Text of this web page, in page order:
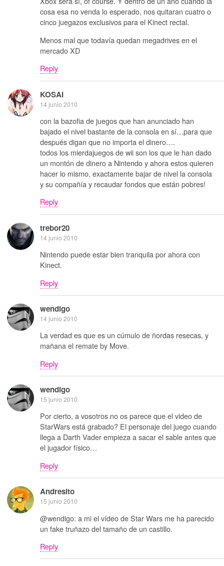
cosa esa no venda lo esperado, nos quitaran cuatro o
cinco juegazos exclusivos para el Kinect rectal.
Menos mal que todavía quedan megadrives en el
mercado XD
Reply
KOSAI
14 junio 2010
con la bazofia de juegos que han anunciado han
bajado el nivel bastante de la consola en sí…para que
después digan que no importa el dinero….
todos los mierdajuegos de wii son los que le han dado
un montón de dinero a Nintendo y ahora estos quieren
hacer lo mismo, exactamente bajar de nivel la consola
y su compañía y recaudar fondos que están pobres!
Reply
trebor20
14 junio 2010
Nintendo puede estar bien tranquila por ahora con
Kinect.
Reply
wendigo
14 junio 2010
La verdad es que es un cúmulo de ñordas resecas, y
mañana el remate by Move.
Reply
wendigo
15 junio 2010
Por cierto, a vosotros no os parece que el video de
StarWars está grabado? El personaje del juego cuando
llega a Darth Vader empieza a sacar el sable antes que
el jugador físico…
Reply
Andresito
15 junio 2010
@wendigo: a mi el vídeo de Star Wars me ha parecido
un fake truñazo del tamaño de un castillo.
Reply